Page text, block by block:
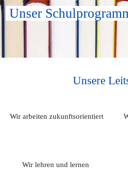
Unser
Unsere
Wir arbeiten zukunftsorientiert
Wir lehren und lernen